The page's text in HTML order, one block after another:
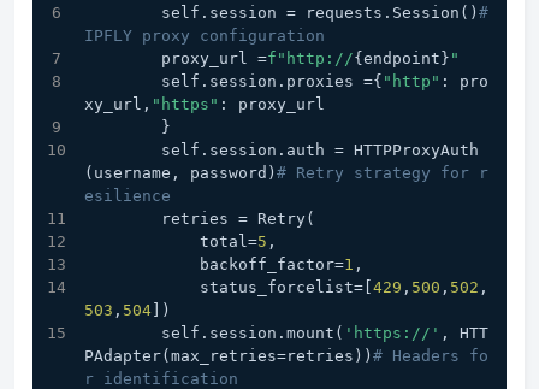
        self.session = requests.Session()
#
IPFLY proxy configuration
        proxy_url =
f"http://{endpoint} "
        self.session.proxies ={
"http" : pro
xy_url, "https" : proxy_url
        }
(username, password) # Retry strategy for r
esilience
        retries = Retry(
            total=
5 ,
            backoff_factor=
1 ,
            status_forcelist=[
429 , 500 , 502 ,
503 , 504 ])
        self.session.mount(
'https://' , HTT
PAdapter(max_retries=retries)) # Headers fo
r identification